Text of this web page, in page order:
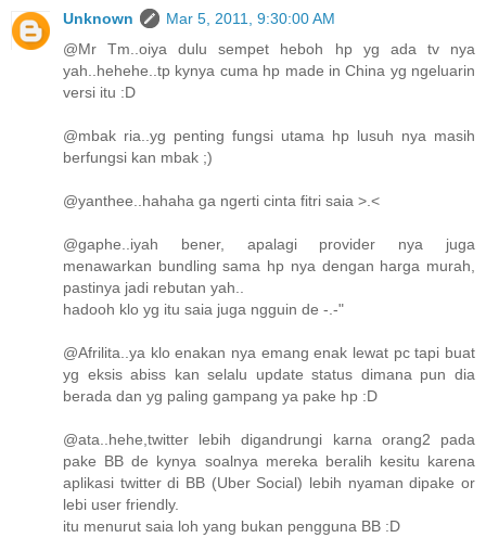
Unknown
Mar 5, 2011, 9:30:00 AM
@Mr Tm..oiya dulu sempet heboh hp yg ada tv nya
yah..hehehe..tp kynya cuma hp made in China yg ngeluarin
versi itu :D
@mbak ria..yg penting fungsi utama hp lusuh nya masih
berfungsi kan mbak ;)
@yanthee..hahaha ga ngerti cinta fitri saia >.<
@gaphe..iyah bener, apalagi provider nya juga
menawarkan bundling sama hp nya dengan harga murah,
pastinya jadi rebutan yah..
hadooh klo yg itu saia juga ngguin de -.-"
@Afrilita..ya klo enakan nya emang enak lewat pc tapi buat
yg eksis abiss kan selalu update status dimana pun dia
berada dan yg paling gampang ya pake hp :D
@ata..hehe,twitter lebih digandrungi karna orang2 pada
pake BB de kynya soalnya mereka beralih kesitu karena
aplikasi twitter di BB (Uber Social) lebih nyaman dipake or
lebi user friendly.
itu menurut saia loh yang bukan pengguna BB :D